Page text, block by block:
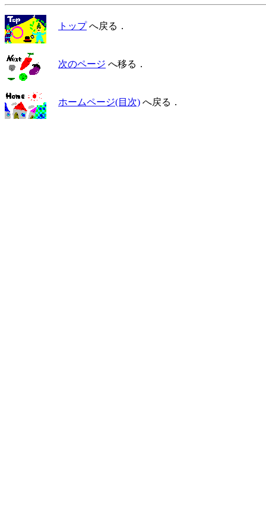
トップへ戻る．
次のページ へ移る．
ホームページ(目次) へ戻る．